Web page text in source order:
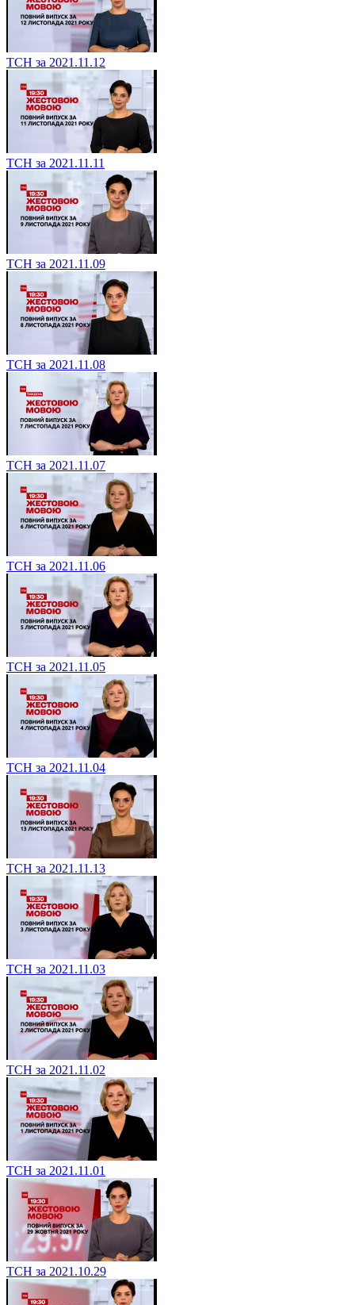
ТСН за 2021.11.12
ТСН за 2021.11.11
ТСН за 2021.11.09
ТСН за 2021.11.08
ТСН за 2021.11.07
ТСН за 2021.11.06
ТСН за 2021.11.05
ТСН за 2021.11.04
ТСН за 2021.11.13
ТСН за 2021.11.03
ТСН за 2021.11.02
ТСН за 2021.11.01
ТСН за 2021.10.29